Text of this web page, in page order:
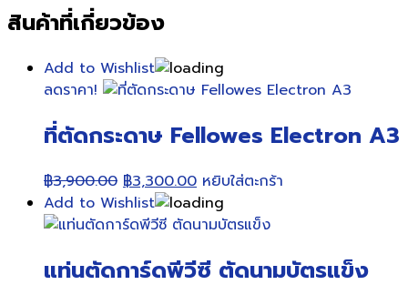
สินค้าที่เกี่ยวข้อง
Add to Wishlist
ลดราคา!
ที่ตัดกระดาษ Fellowes Electron A3
฿3,900.00 Original
price
was:
฿3,300.00Current
price
is:
หยิบใส่ตะกร้า
Add to Wishlist
แท่นตัดการ์ดพีวีซี ตัดนามบัตรแข็ง